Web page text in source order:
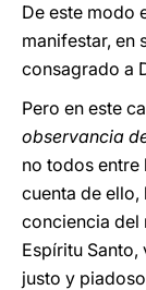
De este modo
manifestar, en
consagrado a
Pero en este
observancia
no todos entre
cuenta de ello,
conciencia del
Espíritu
justo y